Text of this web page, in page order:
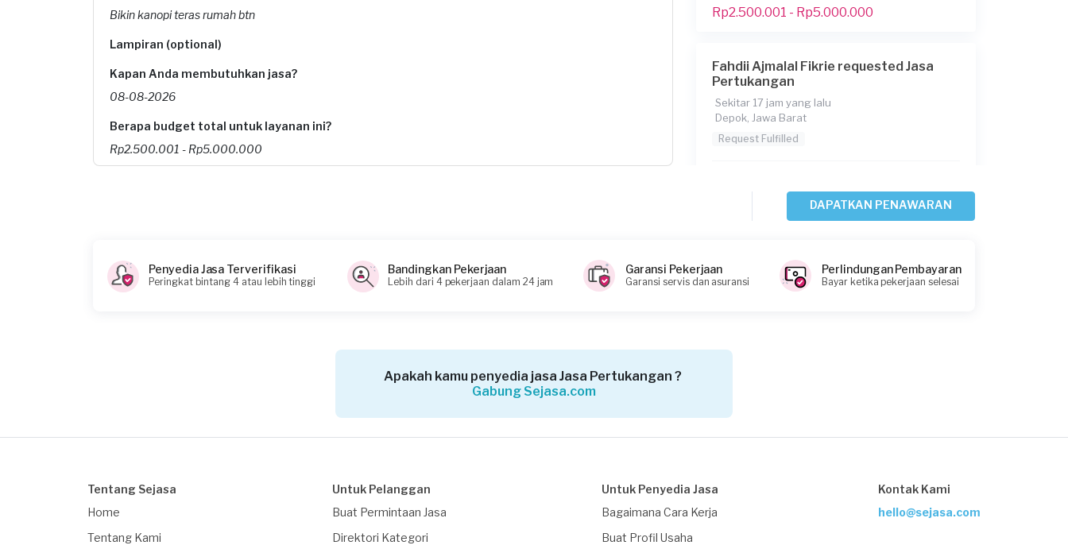
Bikin kanopi teras rumah btn
Lampiran (optional)
Kapan Anda membutuhkan jasa?
08-08-2026
Berapa budget total untuk layanan ini?
Rp2.500.001 - Rp5.000.000
Rp2.500.001 - Rp5.000.000
Fahdii Ajmalal Fikrie requested Jasa
Pertukangan
Sekitar 17 jam yang lalu
Depok, Jawa Barat
Request Fulfilled
Sekitar 18 jam yang lalu
Bekasi Kota, Jawa Barat
Request Fulfilled
Sekitar 21 jam yang lalu
Rp5.000.001 - Rp10.000.000
DAPATKAN PENAWARAN
Penyedia Jasa Terverifikasi
Peringkat bintang 4 atau lebih tinggi
Bandingkan Pekerjaan
Lebih dari 4 pekerjaan dalam 24 jam
Garansi Pekerjaan
Garansi servis dan asuransi
Perlindungan Pembayaran
Bayar ketika pekerjaan selesai
Apakah kamu penyedia jasa Jasa Pertukangan ?
Gabung Sejasa.com
Tentang Sejasa
Home
Tentang Kami
Untuk Pelanggan
Buat Permintaan Jasa
Direktori Kategori
Untuk Penyedia Jasa
Bagaimana Cara Kerja
Buat Profil Usaha
Kontak Kami
hello@sejasa.com